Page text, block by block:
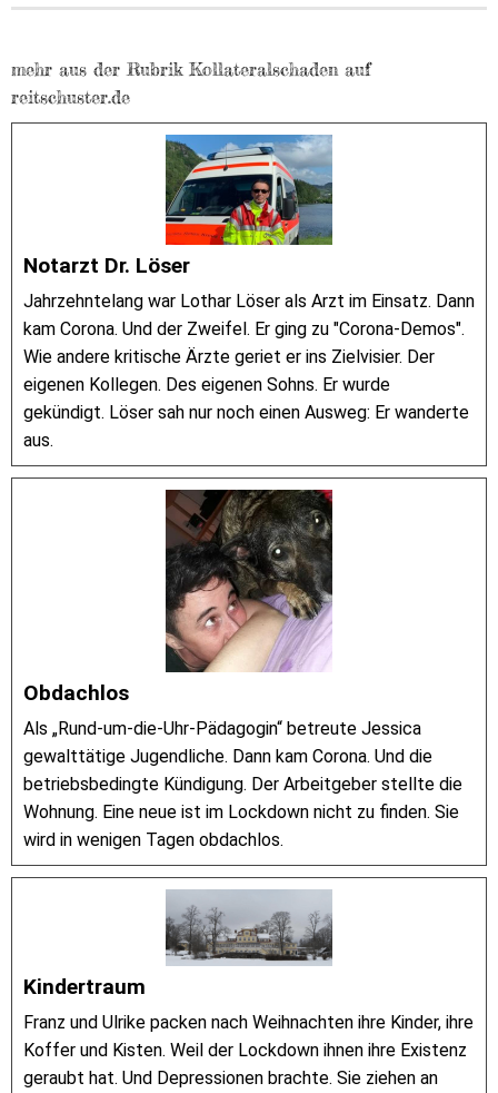
mehr aus der Rubrik Kollateralschaden auf
reitschuster.de
Notarzt Dr. Löser
Jahrzehntelang war Lothar Löser als Arzt im Einsatz. Dann
kam Corona. Und der Zweifel. Er ging zu "Corona-Demos".
Wie andere kritische Ärzte geriet er ins Zielvisier. Der
eigenen Kollegen. Des eigenen Sohns. Er wurde
gekündigt. Löser sah nur noch einen Ausweg: Er wanderte
aus.
Obdachlos
Als „Rund-um-die-Uhr-Pädagogin“ betreute Jessica
gewalttätige Jugendliche. Dann kam Corona. Und die
betriebsbedingte Kündigung. Der Arbeitgeber stellte die
Wohnung. Eine neue ist im Lockdown nicht zu finden. Sie
wird in wenigen Tagen obdachlos.
Kindertraum
Franz und Ulrike packen nach Weihnachten ihre Kinder, ihre
Koffer und Kisten. Weil der Lockdown ihnen ihre Existenz
geraubt hat. Und Depressionen brachte. Sie ziehen an